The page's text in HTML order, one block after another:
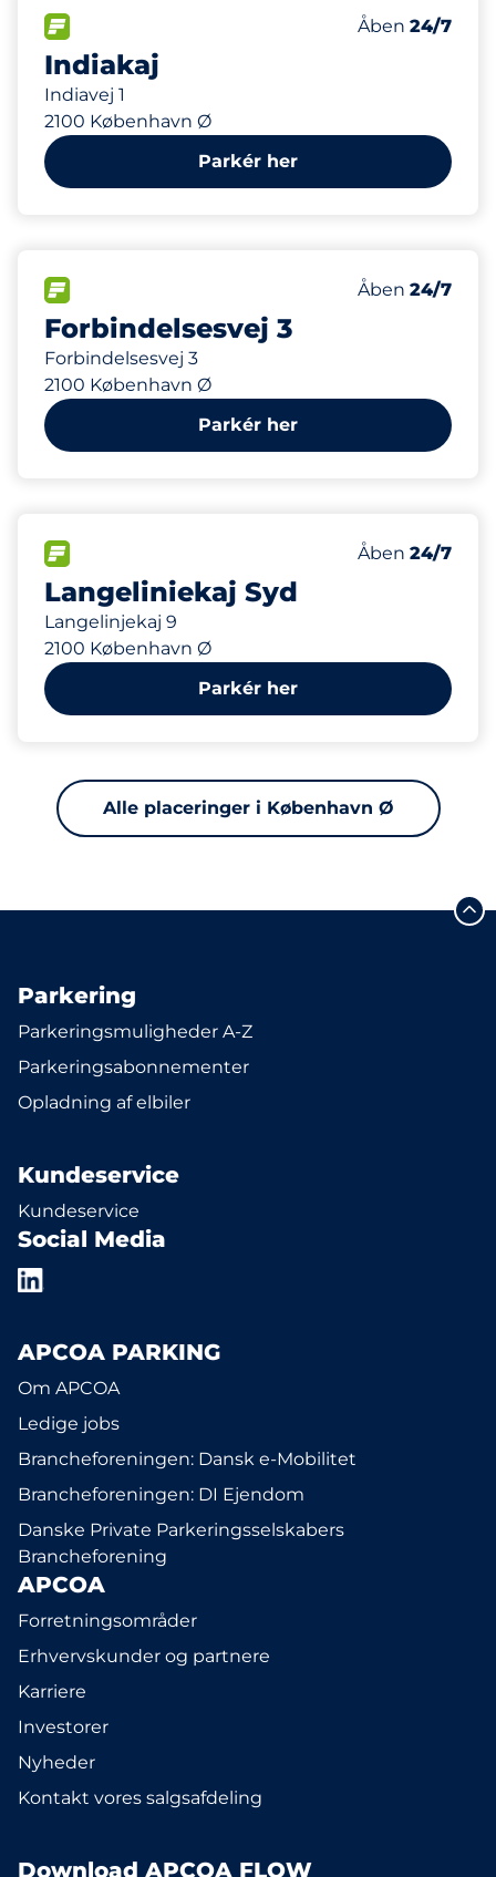
Indiakaj
Indiavej 1
2100 København Ø
Antal
Antal pladser
115
Åben 24/7
71 m
Parkér her
Forbindelsesvej 3
Forbindelsesvej 3
2100 København Ø
Antal
Antal pladser
23
Åben 24/7
108 m
Parkér her
Langeliniekaj Syd
Langelinjekaj 9
2100 København Ø
Antal
Antal pladser
38
Åben 24/7
209 m
Parkér her
Alle placeringer i København Ø
Parkering
Parkeringsmuligheder A-Z
Parkeringsabonnementer
Opladning af elbiler
Kundeservice
Kundeservice
Social Media
APCOA PARKING
Om APCOA
Ledige jobs
Brancheforeningen: Dansk e-Mobilitet
Brancheforeningen: DI Ejendom
Danske Private Parkeringsselskabers
Brancheforening
APCOA
Forretningsområder
Erhvervskunder og partnere
Karriere
Investorer
Nyheder
Kontakt vores salgsafdeling
Download APCOA FLOW